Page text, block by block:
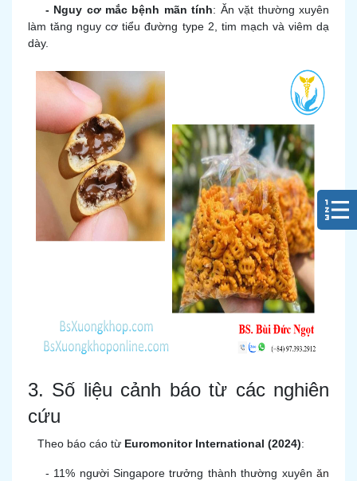
- Nguy cơ mắc bệnh mãn tính: Ăn vặt thường xuyên
làm tăng nguy cơ tiểu đường type 2, tim mạch và viêm dạ
dày.
3. Số liệu cảnh báo từ các nghiên
cứu
Theo báo cáo từ Euromonitor International (2024):
- 11% người Singapore trưởng thành thường xuyên ăn